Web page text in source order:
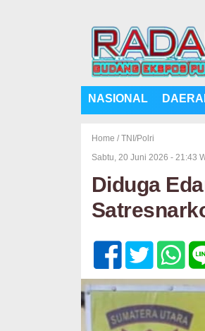
NASIONAL
Home / TNI/Polri
Sabtu, 20 Juni 2026 - 21:43
Diduga